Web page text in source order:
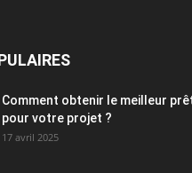
Comment obtenir le meilleur
pour votre projet ?
17 avril 2025